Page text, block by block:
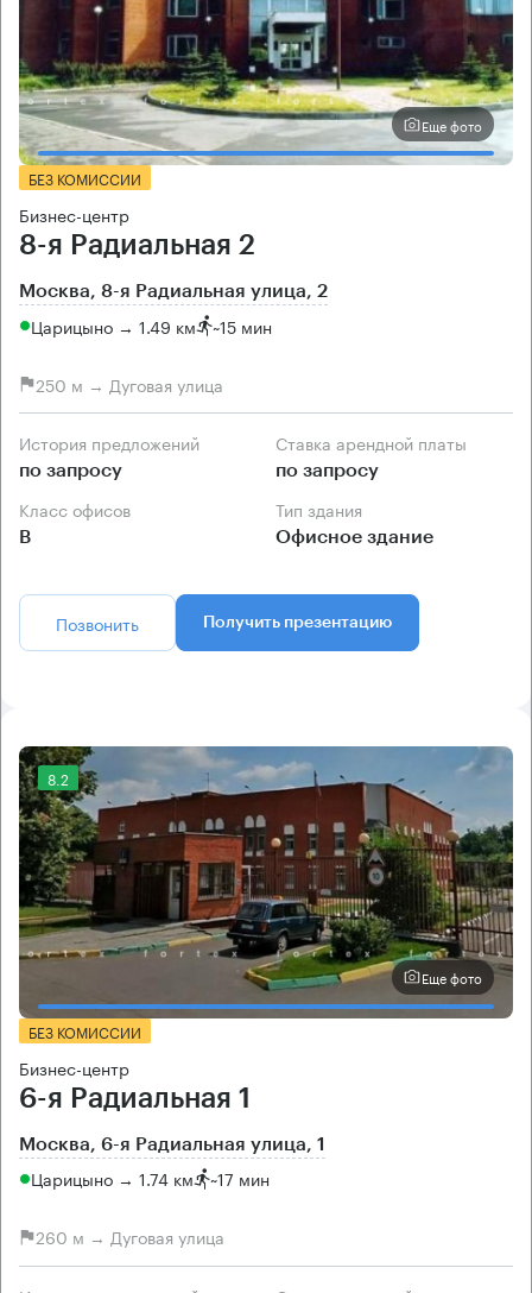
Еще фото
БЕЗ КОМИССИИ
Бизнес-центр
8-я Радиальная 2
Москва, 8-я Радиальная улица, 2
Царицыно → 1.49 км ~15 мин
250 м → Дуговая улица
История предложений
по запросу
Ставка арендной платы
по запросу
Класс офисов
B
Тип здания
Офисное здание
Позвонить Получить презентацию
8.2
Еще фото
БЕЗ КОМИССИИ
Бизнес-центр
6-я Радиальная 1
Москва, 6-я Радиальная улица, 1
Царицыно → 1.74 км ~17 мин
260 м → Дуговая улица